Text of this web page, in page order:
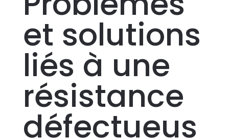
et solutions
liés à une
résistance
défectueus